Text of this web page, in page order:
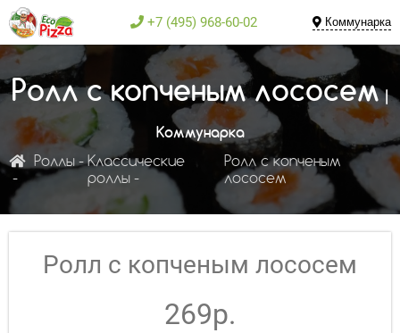
+7 (495) 968-60-02 Коммунарка
Ролл с копченым лососем|
Коммунарка
Роллы
Классические
роллы
Ролл с копченым
лососем
Ролл с копченым лососем
269р.